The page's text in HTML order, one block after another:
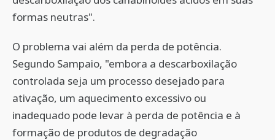
formas neutras".
O problema vai além da perda de potência.
Segundo Sampaio, "embora a descarboxilação
controlada seja um processo desejado para
ativação, um aquecimento excessivo ou
inadequado pode levar à perda de potência e à
formação de produtos de degradação